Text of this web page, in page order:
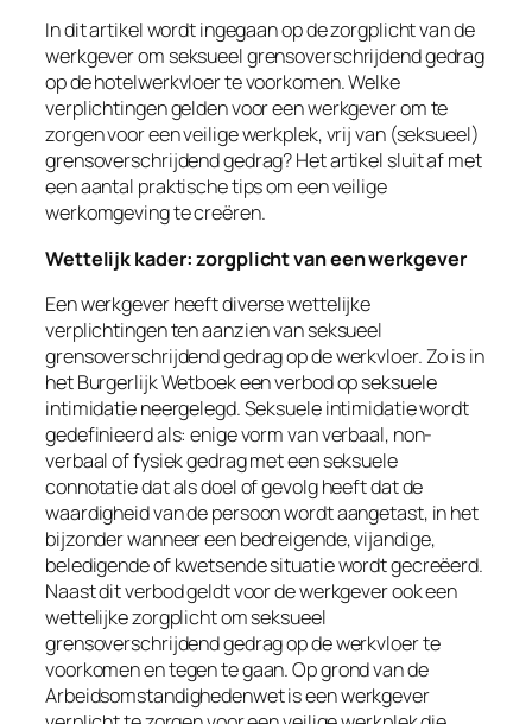
In dit artikel wordt ingegaan op de zorgplicht van de
werkgever om seksueel grensoverschrijdend gedrag
op de hotelwerkvloer te voorkomen. Welke
verplichtingen gelden voor een werkgever om te
zorgen voor een veilige werkplek, vrij van (seksueel)
grensoverschrijdend gedrag? Het artikel sluit af met
een aantal praktische tips om een veilige
werkomgeving te creëren.
Wettelijk kader: zorgplicht van een werkgever
Een werkgever heeft diverse wettelijke
verplichtingen ten aanzien van seksueel
grensoverschrijdend gedrag op de werkvloer. Zo is in
het Burgerlijk Wetboek een verbod op seksuele
intimidatie neergelegd. Seksuele intimidatie wordt
gedefinieerd als: enige vorm van verbaal, non-
verbaal of fysiek gedrag met een seksuele
connotatie dat als doel of gevolg heeft dat de
waardigheid van de persoon wordt aangetast, in het
bijzonder wanneer een bedreigende, vijandige,
beledigende of kwetsende situatie wordt gecreëerd.
Naast dit verbod geldt voor de werkgever ook een
wettelijke zorgplicht om seksueel
grensoverschrijdend gedrag op de werkvloer te
voorkomen en tegen te gaan. Op grond van de
Arbeidsomstandighedenwet is een werkgever